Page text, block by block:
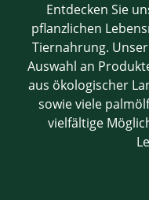
Entdecken Sie
pflanzlichen
Tiernahrung.
Auswahl an
aus ökologischer
sowie viele
vielfältige